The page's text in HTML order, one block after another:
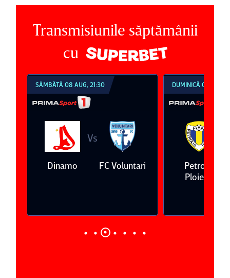
Transmisiunile săptămânii
cu
SÂMBĂTĂ 08 AUG, 21:30
Dinamo
Vs
FC Voluntari
DUMINICĂ 09 AUG,
Petrolul
Ploieşti